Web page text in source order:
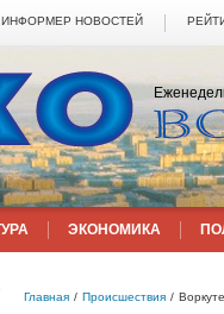
ИНФОРМЕР НОВОСТЕЙ
ЭКОНОМИКА
Главная / Происшествия /